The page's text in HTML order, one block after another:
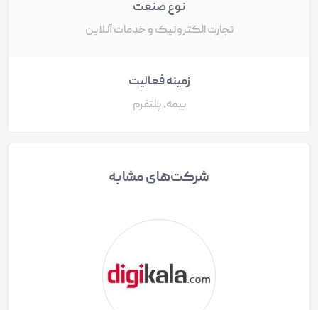
نوع صنعت
تجارت الکترونیک و خدمات آنلاین
زمینه فعالیت
بیمه، پلتفرم
شرکت‌های مشابه